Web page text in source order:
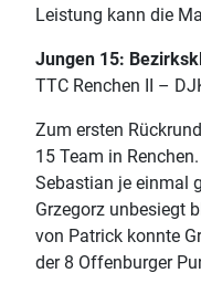
Leistung kann die
Jungen 15:
TTC Renchen II –
Zum ersten
15 Team in
Sebastian je einmal
Grzegorz unbesiegt
von Patrick konnte
der 8 Offenburger